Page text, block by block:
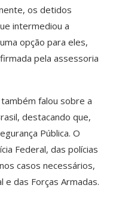
os detidos
intermediou a
opção para eles,
pela assessoria
falou sobre a
destacando que,
Pública. O
Federal, das polícias
casos necessários,
e das Forças Armadas.